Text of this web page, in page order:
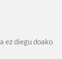
ez diegu doako